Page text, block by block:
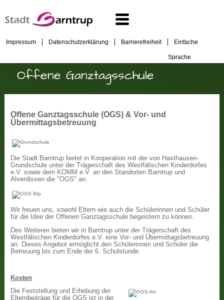
Impressum Datenschutzerklärung Barrierefreiheit Einfache
Sprache
Offene Ganztagsschule
Offene Ganztagsschule (OGS) & Vor- und
Übermittagsbetreuung
Die Stadt Barntrup bietet in Kooperation mit der von Haxthausen-
Grundschule unter der Trägerschaft des Westfälischen Kinderdorfes
e.V. sowie dem KOMM e.V. an den Standorten Barntrup und
Alverdissen die "OGS" an.
Wir freuen uns, sowohl Eltern wie auch die Schülerinnen und Schüler
für die Idee der Offenen Ganztagsschule begeistern zu können.
Des Weiteren bieten wir in Barntrup unter der Trägerschaft des
Westfälischen Kinderdorfes e.V. eine Vor- und Übermittagsbetreuung
an. Dieses Angebot ermöglicht den Schülerinnen und Schüler die
Betreuung bis zum Ende der 6. Schulstunde.
Kosten
Die Feststellung und Erhebung der
Elternbeiträge für die OGS ist in der